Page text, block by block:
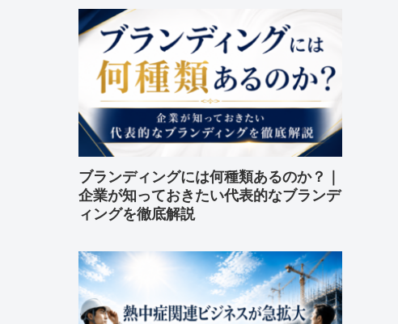
ブランディングには何種類あるのか？｜
企業が知っておきたい代表的なブランデ
ィングを徹底解説